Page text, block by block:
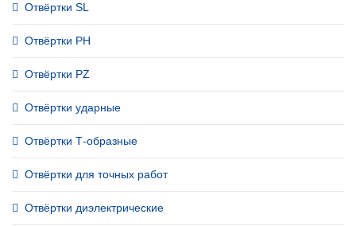
Отвёртки SL
Отвёртки PH
Отвёртки PZ
Отвёртки ударные
Отвёртки Т-образные
Отвёртки для точных работ
Отвёртки диэлектрические